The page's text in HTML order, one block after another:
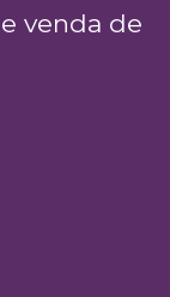
venda de